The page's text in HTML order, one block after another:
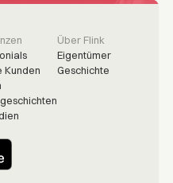
Kunden
Über Flink
Eigentümer
Geschichte